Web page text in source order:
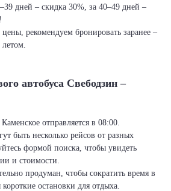
дней – скидка 30%, за 40–49 дней –
рекомендуем бронировать заранее –
автобуса Свебодзин –
отправляется в 08:00.
быть несколько рейсов от разных
формой поиска, чтобы увидеть
и стоимости.
продуман, чтобы сократить время в
остановки для отдыха.